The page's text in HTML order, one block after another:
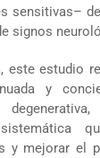
sensitivas–
signos
este estudio
y
y mejorar el